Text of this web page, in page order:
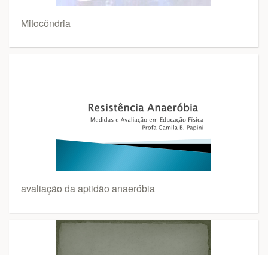
Mitocôndria
avaliação da aptidão anaeróbia